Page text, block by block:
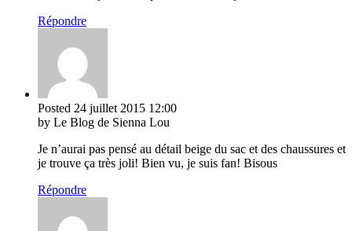
Répondre
Posted 24 juillet 2015 12:00
by Le Blog de Sienna Lou
Je n’aurai pas pensé au détail beige du sac et des chaussures et
je trouve ça très joli! Bien vu, je suis fan! Bisous
Répondre